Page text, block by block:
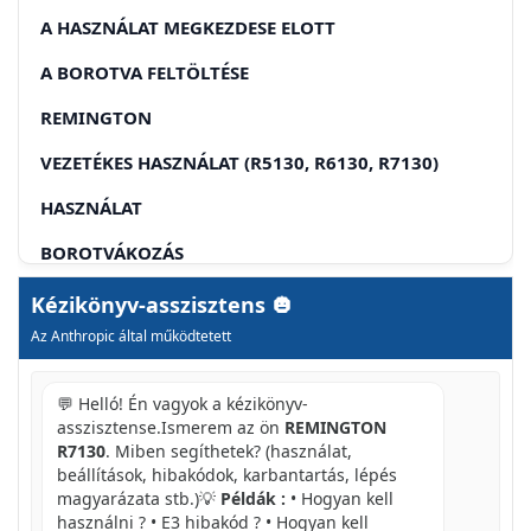
A HASZNÁLAT MEGKEZDESE ELOTT
A BOROTVA FELTÖLTÉSE
REMINGTON
VEZETÉKES HASZNÁLAT (R5130, R6130, R7130)
HASZNÁLAT
BOROTVÁKOZÁS
SZAKALLNYIRAS
TANACSOKA LEGJOBB EREDMENY ELERSEHEZ
TISZITÁS NAPONTA
HETENTE ELVEGZENDO TISZTITAS
A BOROTVA TISZTITÁSA
Kézikönyv-asszisztens
Az Anthropic által működtetett
💬 Helló! Én vagyok a kézikönyv-
asszisztense.Ismerem az ön REMINGTON
R7130. Miben segíthetek? (használat,
beállítások, hibakódok, karbantartás, lépés
magyarázata stb.)💡 Példák : • Hogyan kell
használni ? • E3 hibakód ? • Hogyan kell